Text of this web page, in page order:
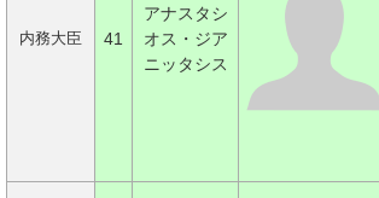
内務大臣 41
アナスタシ
オス・ジア
ニッタシス